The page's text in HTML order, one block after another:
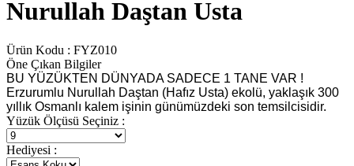
Nurullah Daştan Usta
Ürün Kodu : FYZ010
Öne Çıkan Bilgiler
BU YÜZÜKTEN DÜNYADA SADECE 1 TANE VAR !
Erzurumlu Nurullah Daştan (Hafız Usta) ekolü, yaklaşık 300
yıllık Osmanlı kalem işinin günümüzdeki son temsilcisidir.
Yüzük Ölçüsü Seçiniz :
Hediyesi :